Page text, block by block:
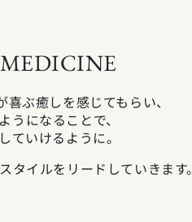
ぶ癒しを感じてもらい、
うになることで、
ていけるように。
イルをリードしていきます。